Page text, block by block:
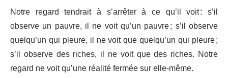
Notre regard tendrait à s’arrêter à ce qu’il voit : s’il
observe un pauvre, il ne voit qu’un pauvre ; s’il observe
quelqu’un qui pleure, il ne voit que quelqu’un qui pleure ;
s’il observe des riches, il ne voit que des riches. Notre
regard ne voit qu’une réalité fermée sur elle-même.